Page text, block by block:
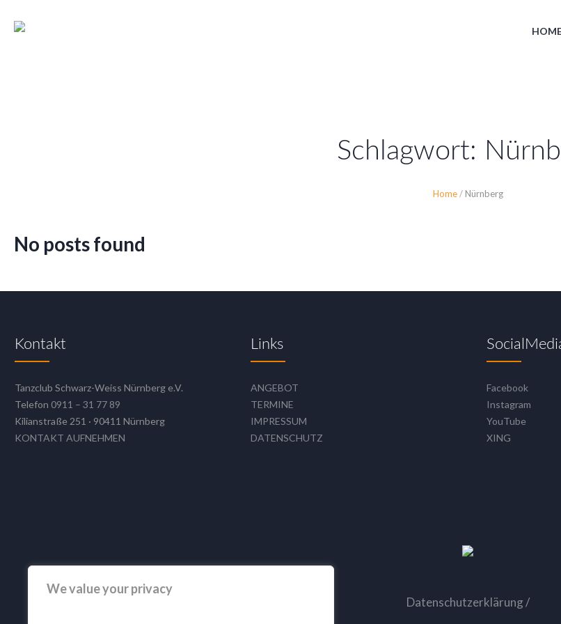
We value your privacy
Schlagwort:
Home / Nürnberg
No posts found
Kontakt
Tanzclub Schwarz-Weiss Nürnberg e.V.
Telefon 0911 – 31 77 89
Kilianstraße 251 · 90411 Nürnberg
KONTAKT AUFNEHMEN
Links
ANGEBOT
TERMINE
IMPRESSUM
DATENSCHUTZ
Facebook
Instagram
YouTube
XING
Datenschutzerklärung/